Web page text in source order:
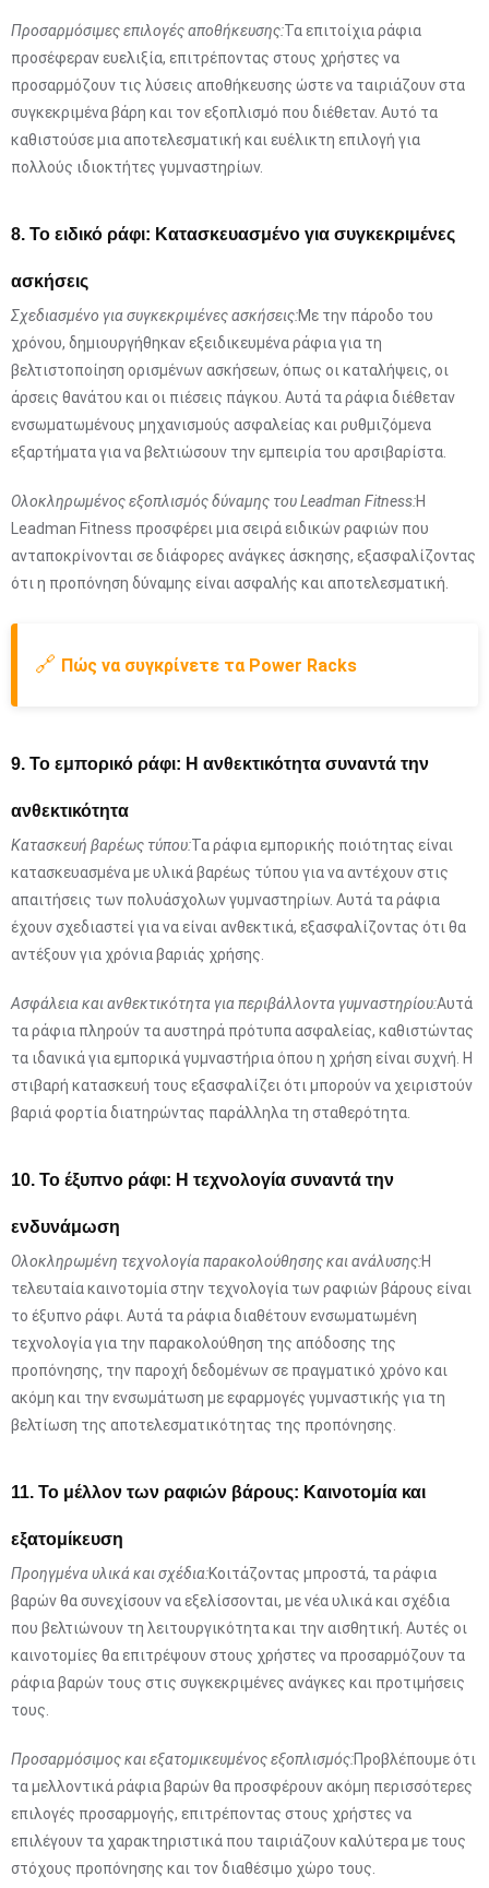
Προσαρμόσιμες επιλογές αποθήκευσης:Τα επιτοίχια ράφια
προσέφεραν ευελιξία, επιτρέποντας στους χρήστες να
προσαρμόζουν τις λύσεις αποθήκευσης ώστε να ταιριάζουν στα
συγκεκριμένα βάρη και τον εξοπλισμό που διέθεταν. Αυτό τα
καθιστούσε μια αποτελεσματική και ευέλικτη επιλογή για
πολλούς ιδιοκτήτες γυμναστηρίων.
8. Το ειδικό ράφι: Κατασκευασμένο για συγκεκριμένες
ασκήσεις
Σχεδιασμένο για συγκεκριμένες ασκήσεις:Με την πάροδο του
χρόνου, δημιουργήθηκαν εξειδικευμένα ράφια για τη
βελτιστοποίηση ορισμένων ασκήσεων, όπως οι καταλήψεις, οι
άρσεις θανάτου και οι πιέσεις πάγκου. Αυτά τα ράφια διέθεταν
ενσωματωμένους μηχανισμούς ασφαλείας και ρυθμιζόμενα
εξαρτήματα για να βελτιώσουν την εμπειρία του αρσιβαρίστα.
Ολοκληρωμένος εξοπλισμός δύναμης του Leadman Fitness:Η
Leadman Fitness προσφέρει μια σειρά ειδικών ραφιών που
ανταποκρίνονται σε διάφορες ανάγκες άσκησης, εξασφαλίζοντας
ότι η προπόνηση δύναμης είναι ασφαλής και αποτελεσματική.
🔗 Πώς να συγκρίνετε τα Power Racks
9. Το εμπορικό ράφι: Η ανθεκτικότητα συναντά την
ανθεκτικότητα
Κατασκευή βαρέως τύπου:Τα ράφια εμπορικής ποιότητας είναι
κατασκευασμένα με υλικά βαρέως τύπου για να αντέχουν στις
απαιτήσεις των πολυάσχολων γυμναστηρίων. Αυτά τα ράφια
έχουν σχεδιαστεί για να είναι ανθεκτικά, εξασφαλίζοντας ότι θα
αντέξουν για χρόνια βαριάς χρήσης.
Ασφάλεια και ανθεκτικότητα για περιβάλλοντα γυμναστηρίου:Αυτά
τα ράφια πληρούν τα αυστηρά πρότυπα ασφαλείας, καθιστώντας
τα ιδανικά για εμπορικά γυμναστήρια όπου η χρήση είναι συχνή. Η
στιβαρή κατασκευή τους εξασφαλίζει ότι μπορούν να χειριστούν
βαριά φορτία διατηρώντας παράλληλα τη σταθερότητα.
10. Το έξυπνο ράφι: Η τεχνολογία συναντά την
ενδυνάμωση
Ολοκληρωμένη τεχνολογία παρακολούθησης και ανάλυσης:Η
τελευταία καινοτομία στην τεχνολογία των ραφιών βάρους είναι
το έξυπνο ράφι. Αυτά τα ράφια διαθέτουν ενσωματωμένη
τεχνολογία για την παρακολούθηση της απόδοσης της
προπόνησης, την παροχή δεδομένων σε πραγματικό χρόνο και
ακόμη και την ενσωμάτωση με εφαρμογές γυμναστικής για τη
βελτίωση της αποτελεσματικότητας της προπόνησης.
11. Το μέλλον των ραφιών βάρους: Καινοτομία και
εξατομίκευση
Προηγμένα υλικά και σχέδια:Κοιτάζοντας μπροστά, τα ράφια
βαρών θα συνεχίσουν να εξελίσσονται, με νέα υλικά και σχέδια
που βελτιώνουν τη λειτουργικότητα και την αισθητική. Αυτές οι
καινοτομίες θα επιτρέψουν στους χρήστες να προσαρμόζουν τα
ράφια βαρών τους στις συγκεκριμένες ανάγκες και προτιμήσεις
τους.
Προσαρμόσιμος και εξατομικευμένος εξοπλισμός:Προβλέπουμε ότι
τα μελλοντικά ράφια βαρών θα προσφέρουν ακόμη περισσότερες
επιλογές προσαρμογής, επιτρέποντας στους χρήστες να
επιλέγουν τα χαρακτηριστικά που ταιριάζουν καλύτερα με τους
στόχους προπόνησης και τον διαθέσιμο χώρο τους.